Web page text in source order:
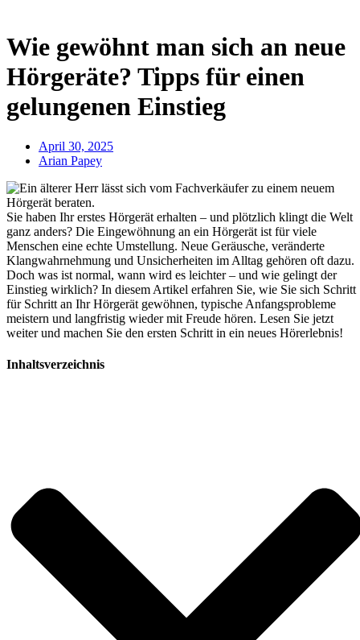
Wie gewöhnt man sich an neue
Hörgeräte? Tipps für einen
gelungenen Einstieg
April 30, 2025
Arian Papey
Sie haben Ihr erstes Hörgerät erhalten – und plötzlich klingt die Welt
ganz anders? Die Eingewöhnung an ein Hörgerät ist für viele
Menschen eine echte Umstellung. Neue Geräusche, veränderte
Klangwahrnehmung und Unsicherheiten im Alltag gehören oft dazu.
Doch was ist normal, wann wird es leichter – und wie gelingt der
Einstieg wirklich? In diesem Artikel erfahren Sie, wie Sie sich Schritt
für Schritt an Ihr Hörgerät gewöhnen, typische Anfangsprobleme
meistern und langfristig wieder mit Freude hören. Lesen Sie jetzt
weiter und machen Sie den ersten Schritt in ein neues Hörerlebnis!
Inhaltsverzeichnis